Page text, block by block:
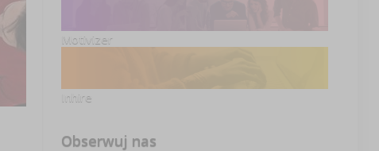
Motivizer
Inhire
Obserwuj nas